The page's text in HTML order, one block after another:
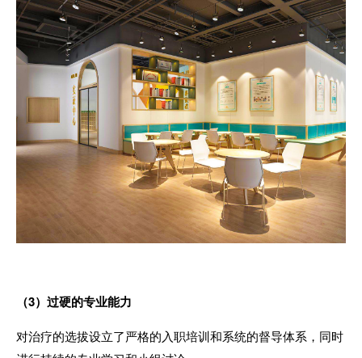
（3）过硬的专业能力
对治疗的选拔设立了严格的入职培训和系统的督导体系，同时